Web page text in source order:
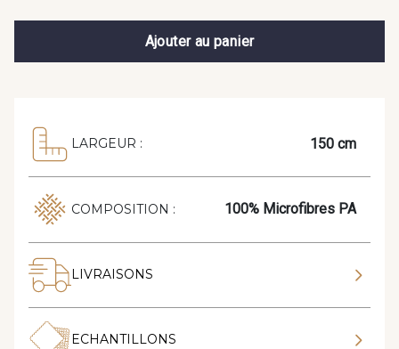
Ajouter au panier
LARGEUR : 150 cm
COMPOSITION : 100% Microfibres PA
LIVRAISONS
ECHANTILLONS